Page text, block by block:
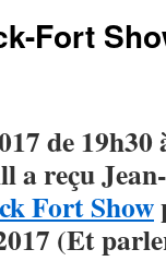
Fort
de
a reçu
Fort Show
(Et